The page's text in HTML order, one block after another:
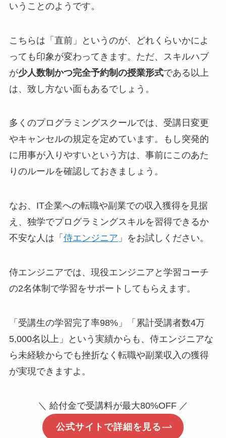
いうことのようです。
こちらは「直前」というのが、どれくらいかによ
っても印象が変わってきます。ただ、スキルハブ
が少人数制かつ完全予約制の授業形式である以上
は、致し方ない面もあるでしょう。
多くのプログラミングスクールでは、受講日変更
やキャンセルの規定を定めています。もし突発的
に用事が入りやすいという方は、事前にこのあた
りのルールを確認しておきましょう。
なお、IT企業への転職や副業での収入獲得を見据
え、独学でプログラミングスキルを習得できるか
不安な人は「 侍エンジニア 」をお試しください。
侍エンジニアでは、現役エンジニアと学習コーチ
の2名体制で学習をサポートしてもらえます。
「受講生の学習完了率98%」「累計受講者数4万
5,000名以上」という実績からも、侍エンジニアな
ら未経験からでも挫折なく転職や副業収入の獲得
が実現できますよ。
＼ 給付金で受講料が最大80%OFF ／
公式サイトで詳細を見る